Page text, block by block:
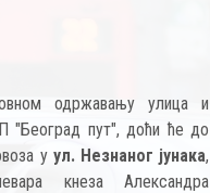
одржавању улица и
"Београд пут", доћи ће до
у ул. Незнаног јунака,
кнеза Александра